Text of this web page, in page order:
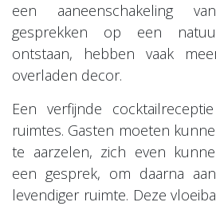
een aaneenschakeling
gesprekken op een
ontstaan, hebben vaak
overladen decor.
Een verfijnde
ruimtes. Gasten moeten
te aarzelen, zich even
een gesprek, om daarna
levendiger ruimte. Deze